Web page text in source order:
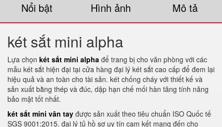
Nổi bật Hình ảnh Mô tả
két sắt mini alpha
Lựa chọn két sắt mini alpha để trang bị cho văn phòng với các
mẫu két sắt hiện đại tại cửa hàng đại lý két sắt cao cấp để đem lại
hiệu quả và an toàn cho tài sản. két chống cháy với thiết kế và
sản xuất bằng thép và đúc, dập hạn chế mối hàn tăng tính năng
bảo mật tốt nhất.
két sắt mini vân tay được sản xuất theo tiêu chuẩn ISO Quốc tế
SGS 9001:2015. đại lý tủ hồ sơ uy tín cam kết mang đến cho